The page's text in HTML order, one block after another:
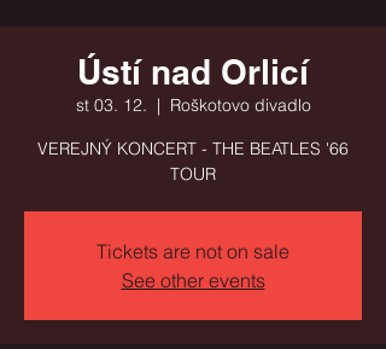
Ústí nad Orlicí
st 03. 12.
  |
Roškotovo divadlo
VEREJNÝ KONCERT - THE BEATLES '66
TOUR
Tickets are not on sale
See other events